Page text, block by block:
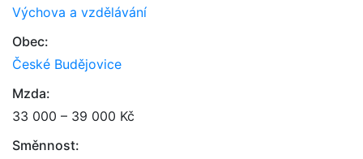
Výchova a vzdělávání
Obec:
České Budějovice
Mzda:
33 000 – 39 000 Kč
Směnnost: